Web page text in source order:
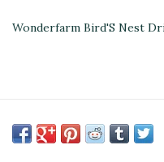
Wonderfarm Bird'S Nest